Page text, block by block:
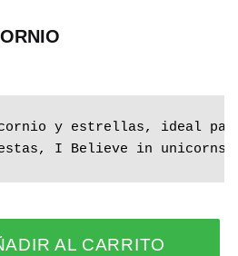
y estrellas, ideal
I Believe in unicorns
AL CARRITO